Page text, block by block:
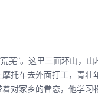
芜”。这里三面环山，
托车去外面打工，青壮
对家乡的眷恋，他学习